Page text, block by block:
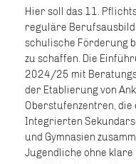
Hier soll das 11.
reguläre
schulische Förderung
zu schaffen. Die
2024/25 mit
der Etablierung von
Oberstufenzentren, die
Integrierten
und Gymnasien
Jugendliche ohne